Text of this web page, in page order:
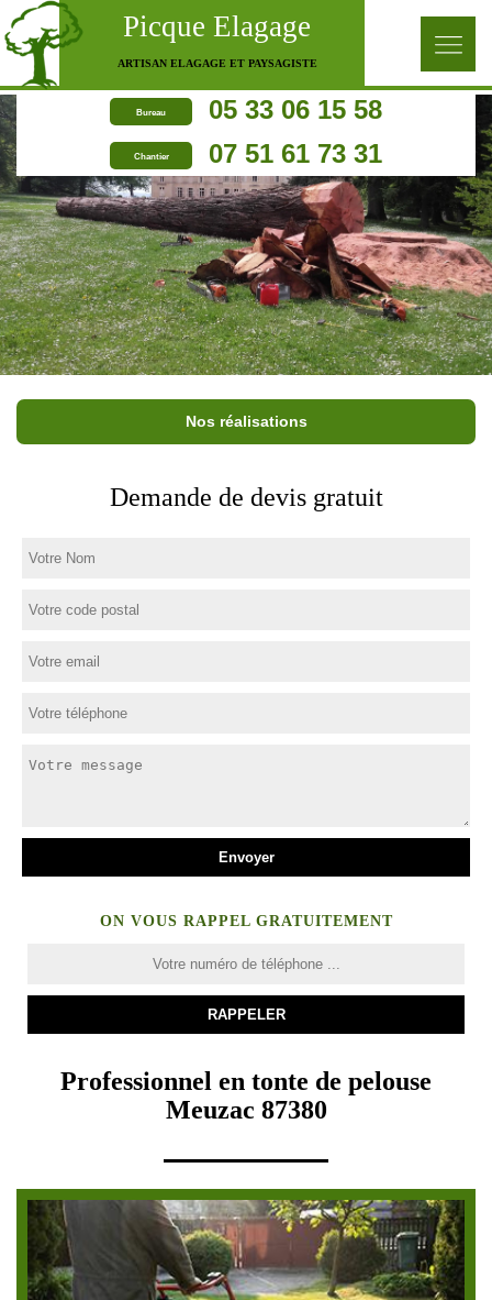
Picque Elagage
ARTISAN ELAGAGE ET PAYSAGISTE
Bureau 05 33 06 15 58
Chantier 07 51 61 73 31
Nos réalisations
Demande de devis gratuit
ON VOUS RAPPEL GRATUITEMENT
Professionnel en tonte de pelouse
Meuzac 87380